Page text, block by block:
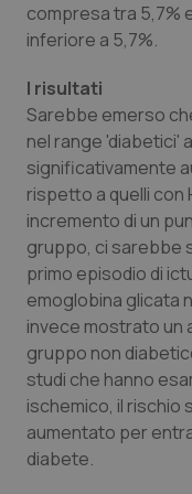
Emilia-
Friuli Venezia
Lazio
Liguria
Lombardia
Marche
Molise
Piemonte
Colesterolo
Dermatite
Diabete &
Disturbi
Dolore
Donna &
Epatiti
HIV
compresa tra 5,7%
inferiore a 5,7%.
I risultati
Sarebbe emerso
nel range 'diabetici'
significativamente
rispetto a quelli con
incremento di un
gruppo, ci sarebbe
primo episodio di
emoglobina glicata
invece mostrato un
gruppo non
studi che hanno
ischemico, il
aumentato per
diabete.